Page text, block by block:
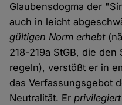
Glaubensdogma der
auch in leicht
gültigen Norm erhebt
218-219a StGB, die
regeln), verstößt er in
das Verfassungsgebot
Neutralität. Erprivilegiert